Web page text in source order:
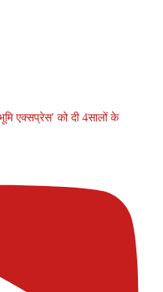
एक्सप्रेस' को दी 4सालों के